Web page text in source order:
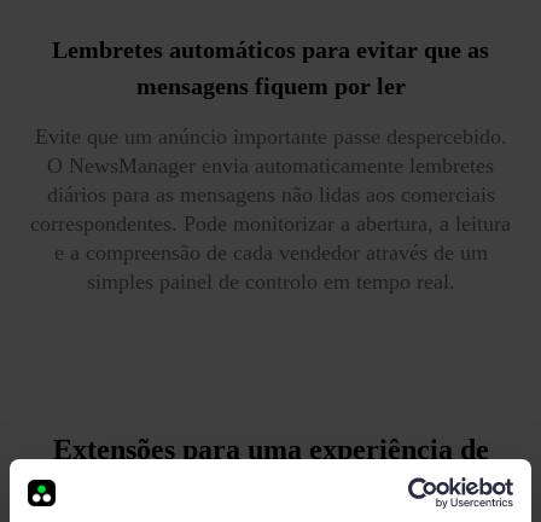
Lembretes automáticos para evitar que as
mensagens fiquem por ler
Evite que um anúncio importante passe despercebido.
O NewsManager envia automaticamente lembretes
diários para as mensagens não lidas aos comerciais
correspondentes. Pode monitorizar a abertura, a leitura
e a compreensão de cada vendedor através de um
simples painel de controlo em tempo real.
Extensões para uma experiência de